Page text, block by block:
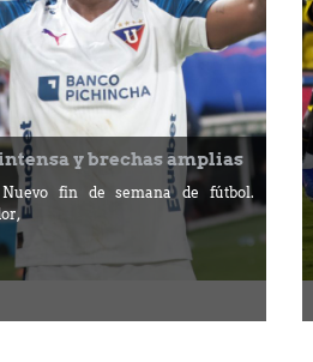
y brechas amplias
fin de semana de fútbol.